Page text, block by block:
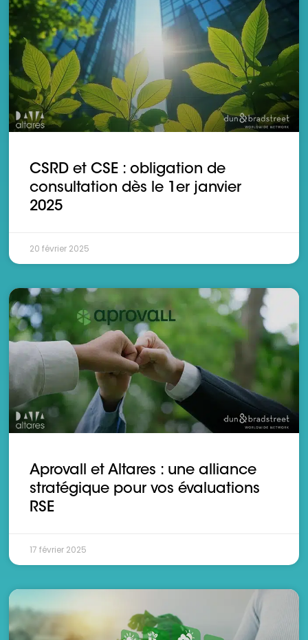
CSRD et CSE : obligation de
consultation dès le 1er janvier
2025
20 février 2025
Aprovall et Altares : une alliance
stratégique pour vos évaluations
RSE
17 février 2025